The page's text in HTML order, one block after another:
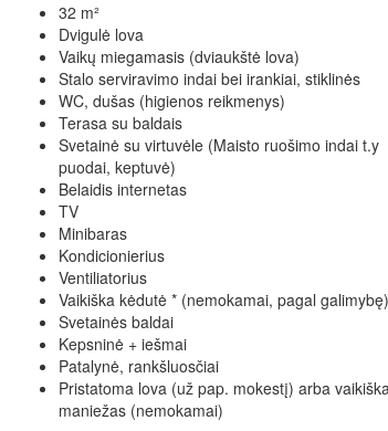
32 m²
Dvigulė lova
Vaikų miegamasis (dviaukštė lova)
Stalo serviravimo indai bei irankiai, stiklinės
WC, dušas (higienos reikmenys)
Terasa su baldais
Svetainė su virtuvėle (Maisto ruošimo indai t.y
puodai, keptuvė)
Belaidis internetas
TV
Minibaras
Kondicionierius
Ventiliatorius
Vaikiška kėdutė * (nemokamai, pagal galimybę)
Svetainės baldai
Kepsninė + iešmai
Patalynė, rankšluosčiai
Pristatoma lova (už pap. mokestį) arba
maniežas (nemokamai)